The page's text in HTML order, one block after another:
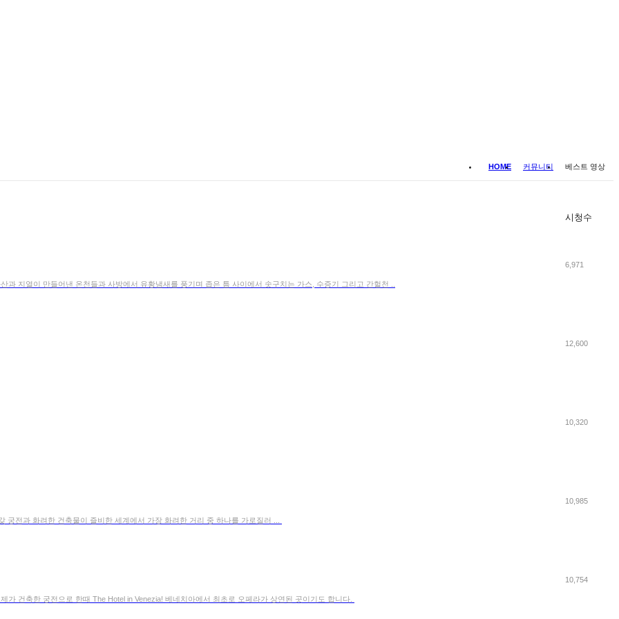
HOME 커뮤니티 베스트 영상
시청수
과 지열이 만들어낸 온천들과 사방에서 유황냄새를 풍기며 좁은 틈 사이에서 솟구치는 가스, 수증기 그리고 간헐천 ..
6,971
12,600
10,320
궁전과 화려한 건축물이 즐비한 세계에서 가장 화려한 거리 중 하나를 가로질러 ...
10,985
가 건축한 궁전으로 한때 The Hotel in Venezia! 베네치아에서 최초로 오페라가 상연된 곳이기도 합니다.
10,754